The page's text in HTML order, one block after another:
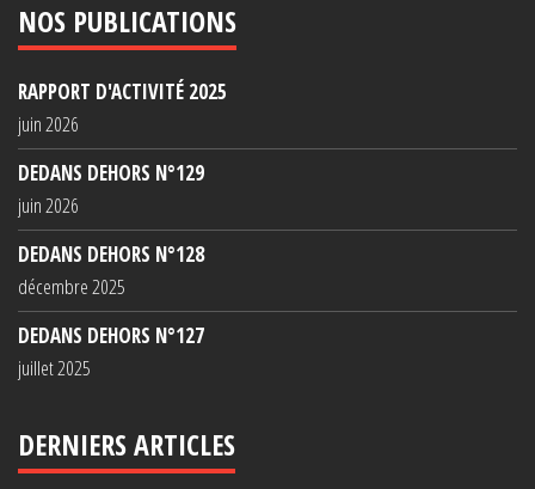
NOS PUBLICATIONS
RAPPORT D'ACTIVITÉ 2025
juin 2026
DEDANS DEHORS N°129
juin 2026
DEDANS DEHORS N°128
décembre 2025
DEDANS DEHORS N°127
juillet 2025
DERNIERS ARTICLES